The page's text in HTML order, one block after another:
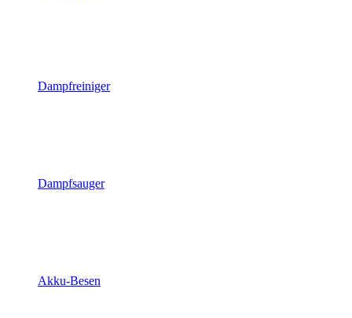
Dampfreiniger
Dampfsauger
Akku-Besen